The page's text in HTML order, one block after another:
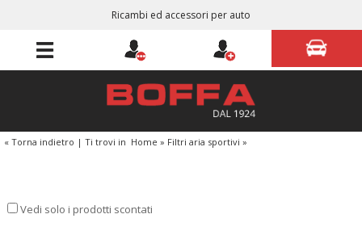
Ricambi ed accessori per auto
« Torna indietro | Ti trovi in Home » Filtri aria sportivi »
Vedi solo i prodotti scontati